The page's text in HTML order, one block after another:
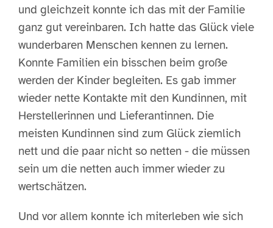
und gleichzeit konnte ich das mit der Familie
ganz gut vereinbaren. Ich hatte das Glück viele
wunderbaren Menschen kennen zu lernen.
Konnte Familien ein bisschen beim große
werden der Kinder begleiten. Es gab immer
wieder nette Kontakte mit den Kundinnen, mit
Herstellerinnen und Lieferantinnen. Die
meisten Kundinnen sind zum Glück ziemlich
nett und die paar nicht so netten - die müssen
sein um die netten auch immer wieder zu
wertschätzen.
Und vor allem konnte ich miterleben wie sich